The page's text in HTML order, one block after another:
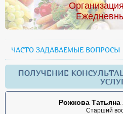
ЧАСТО ЗАДАВАЕМЫЕ ВОПРОСЫ
ПОЛУЧЕНИЕ
Рожкова
Старший